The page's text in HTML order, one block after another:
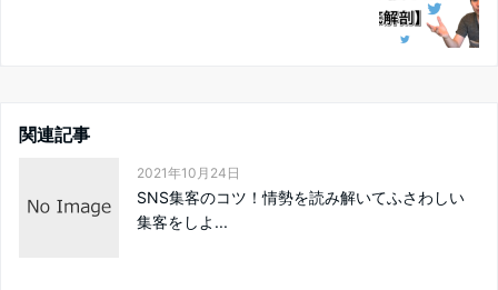
関連記事
2021年10月24日
SNS集客のコツ！情勢を読み解いてふさわしい
集客をしよ...